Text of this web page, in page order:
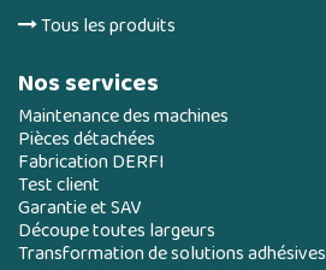
Tous les produits
Nos services
Maintenance des machines
Pièces détachées
Fabrication DERFI
Test client
Garantie et SAV
Découpe toutes largeurs
Transformation de solutions adhésives